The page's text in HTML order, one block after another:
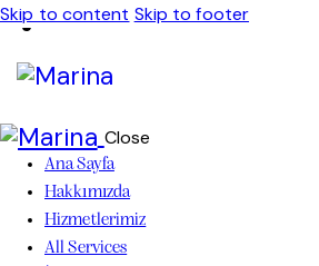
Skip to content Skip to footer
Close
Ana Sayfa
Hakkımızda
Hizmetlerimiz
All Services